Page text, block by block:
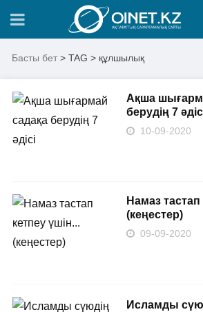
Басты бет > TAG > құлшылық
Ақша
берудің 7
10-09-2020
Намаз тастап
(кеңестер)
09-09-2020
Исламды